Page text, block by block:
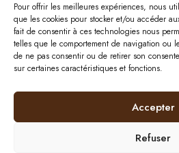
Pour offrir les meilleures expériences, nous
que les cookies pour stocker et/ou accéder
fait de consentir à ces technologies nous
telles que le comportement de navigation ou
de ne pas consentir ou de retirer son
sur certaines caractéristiques et fonctions.
Accepter
Refuser
Bijouterie : 05 53 53 64 11
Mardi au Samedi: 09:00 - 19:00
bijouterie.lavergne@orange.fr
| © 2024BurdiWeb